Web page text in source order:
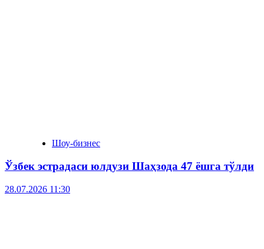
Шоу-бизнес
Ўзбек эстрадаси юлдузи Шаҳзода 47 ёшга тўлди
28.07.2026 11:30